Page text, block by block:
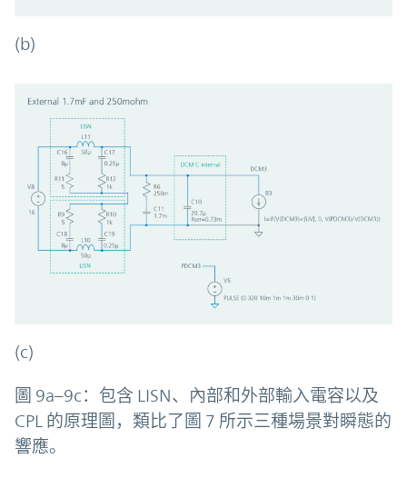
(b)
(c)
圖 9a–9c：包含 LISN、內部和外部輸入電容以及
CPL 的原理圖，類比了圖 7 所示三種場景對瞬態的
響應。